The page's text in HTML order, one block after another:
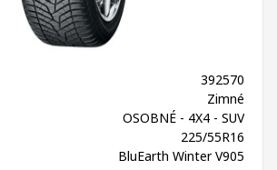
392570
Zimné
OSOBNÉ - 4X4 - SUV
225/55R16
BluEarth Winter V905